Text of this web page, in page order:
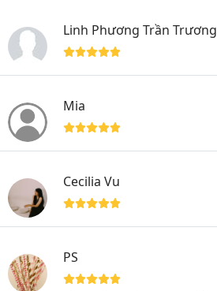
Linh Phương Trần Trương
Mia
Cecilia Vu
PS